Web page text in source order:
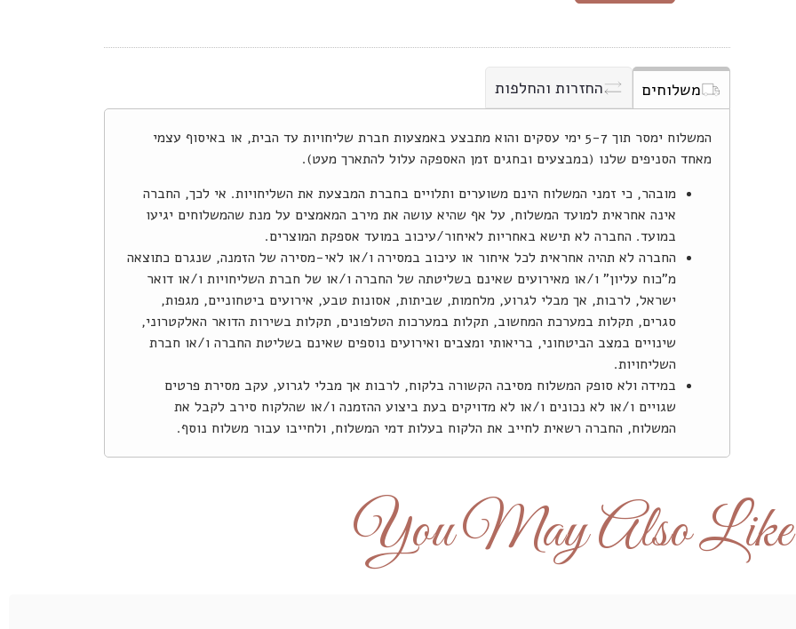
משלוחים החזרות והחלפות
המשלוח ימסר תוך 5-7 ימי עסקים והוא מתבצע באמצעות חברת שליחויות עד הבית, או באיסוף עצמי
מאחד הסניפים שלנו (במבצעים ובחגים זמן האספקה עלול להתארך מעט).
מובהר, כי זמני המשלוח הינם משוערים ותלויים בחברת המבצעת את השליחויות. אי לכך, החברה
אינה אחראית למועד המשלוח, על אף שהיא עושה את מירב המאמצים על מנת שהמשלוחים יגיעו
במועד. החברה לא תישא באחריות לאיחור/עיכוב במועד אספקת המוצרים.
החברה לא תהיה אחראית לכל איחור או עיכוב במסירה ו/או לאי-מסירה של הזמנה, שנגרם כתוצאה
מ"כוח עליון" ו/או מאירועים שאינם בשליטתה של החברה ו/או של חברת השליחויות ו/או דואר
ישראל, לרבות, אך מבלי לגרוע, מלחמות, שביתות, אסונות טבע, אירועים ביטחוניים, מגפות,
סגרים, תקלות במערכת המחשוב, תקלות במערכות הטלפונים, תקלות בשירות הדואר האלקטרוני,
שינויים במצב הביטחוני, בריאותי ומצבים ואירועים נוספים שאינם בשליטת החברה ו/או חברת
השליחויות.
במידה ולא סופק המשלוח מסיבה הקשורה בלקוח, לרבות אך מבלי לגרוע, עקב מסירת פרטים
שגויים ו/או לא נכונים ו/או לא מדויקים בעת ביצוע ההזמנה ו/או שהלקוח סירב לקבל את
המשלוח, החברה רשאית לחייב את הלקוח בעלות דמי המשלוח, ולחייבו עבור משלוח נוסף.